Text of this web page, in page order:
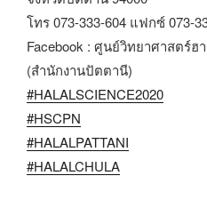
โทร 073-333-604 แฟกซ์ 073-
Facebook : ศูนย์วิทยาศาสตร์
(สำนักงานปัตตานี)
#HALALSCIENCE2020
#HSCPN
#HALALPATTANI
#HALALCHULA